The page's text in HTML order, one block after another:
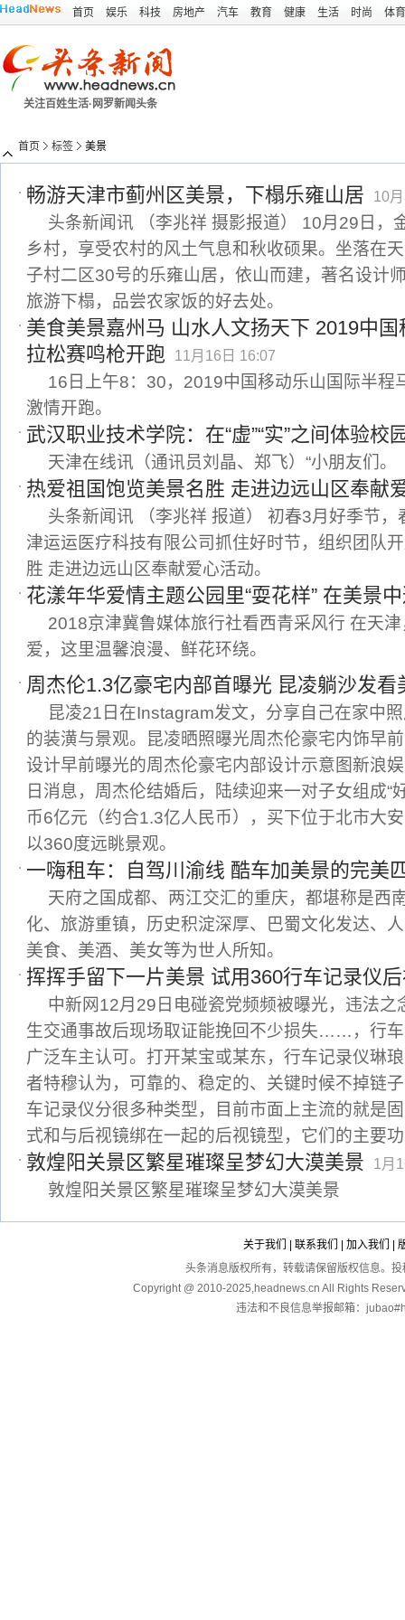
首页 娱乐 科技 房地产 汽车 教育 健康 生活 时尚 体育
关注百姓生活·网罗新闻头条
首页 标签 美景
畅游天津市蓟州区美景，下榻乐雍山居 10
头条新闻讯 （李兆祥 摄影报道） 10月29日，
乡村，享受农村的风土气息和秋收硕果。坐落在
子村二区30号的乐雍山居，依山而建，著名设计
旅游下榻，品尝农家饭的好去处。
美食美景嘉州马 山水人文扬天下 2019中
拉松赛鸣枪开跑
11月16日 16:07
16日上午8：30，2019中国移动乐山国际半程
激情开跑。
武汉职业技术学院：在“虚”“实”之间体验校
天津在线讯（通讯员刘晶、郑飞）“小朋友们。
热爱祖国饱览美景名胜 走进边远山区奉献
头条新闻讯 （李兆祥 报道） 初春3月好季节
津运运医疗科技有限公司抓住好时节，组织团队
胜 走进边远山区奉献爱心活动。
花漾年华爱情主题公园里“耍花样” 在美景
2018京津冀鲁媒体旅行社看西青采风行 在天津
爱，这里温馨浪漫、鲜花环绕。
周杰伦1.3亿豪宅内部首曝光 昆凌躺沙发看
昆凌21日在Instagram发文，分享自己在家中
的装潢与景观。昆凌晒照曝光周杰伦豪宅内饰早
设计早前曝光的周杰伦豪宅内部设计示意图新浪
日消息，周杰伦结婚后，陆续迎来一对子女组成“
币6亿元（约合1.3亿人民币），买下位于北市大
以360度远眺景观。
一嗨租车：自驾川渝线 酷车加美景的完美
天府之国成都、两江交汇的重庆，都堪称是西
化、旅游重镇，历史积淀深厚、巴蜀文化发达、
美食、美酒、美女等为世人所知。
挥挥手留下一片美景 试用360行车记录仪
中新网12月29日电碰瓷党频频被曝光，违法之
生交通事故后现场取证能挽回不少损失……，行
广泛车主认可。打开某宝或某东，行车记录仪琳
者特穆认为，可靠的、稳定的、关键时候不掉链
车记录仪分很多种类型，目前市面上主流的就是
式和与后视镜绑在一起的后视镜型，它们的主要
敦煌阳关景区繁星璀璨呈梦幻大漠美景 1月
敦煌阳关景区繁星璀璨呈梦幻大漠美景
关于我们 联系我们 加入我们
头条消息版权所有，转载请保留版权信息。
Copyright @ 2010-2025,headnews.cn All Rights
违法和不良信息举报邮箱：